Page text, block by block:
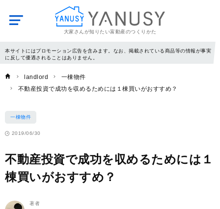
大家さんが知りたい富動産のつくりかた
YANUSY
本サイトにはプロモーション広告を含みます。なお、掲載されている商品等の情報が事実
に反して優遇されることはありません。
landlord
一棟物件
不動産投資で成功を収めるためには１棟買いがおすすめ？
一棟物件
2019/06/30
不動産投資で成功を収めるためには１
棟買いがおすすめ？
著者